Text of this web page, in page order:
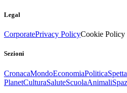
Legal
CorporatePrivacy PolicyCookie Policy
Sezioni
CronacaMondoEconomiaPolitica
PlanetCulturaSaluteScuolaAnimali